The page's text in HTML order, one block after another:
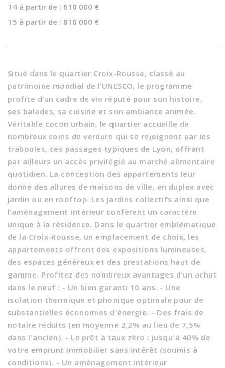
T4 à partir de : 610 000 €
T5 à partir de : 810 000 €
Situé dans le quartier Croix-Rousse, classé au
patrimoine mondial de l’UNESCO, le programme
profite d’un cadre de vie réputé pour son histoire,
ses balades, sa cuisine et son ambiance animée.
Véritable cocon urbain, le quartier accueille de
nombreux coins de verdure qui se rejoignent par les
traboules, ces passages typiques de Lyon, offrant
par ailleurs un accès privilégié au marché alimentaire
quotidien. La conception des appartements leur
donne des allures de maisons de ville, en duplex avec
jardin ou en rooftop. Les jardins collectifs ainsi que
l’aménagement intérieur confèrent un caractère
unique à la résidence. Dans le quartier emblématique
de la Croix-Rousse, un emplacement de choix, les
appartements offrent des expositions lumineuses,
des espaces généreux et des prestations haut de
gamme. Profitez des nombreux avantages d'un achat
dans le neuf : - Un bien garanti 10 ans. - Une
isolation thermique et phonique optimale pour de
substantielles économies d'énergie. - Des frais de
notaire réduits (en moyenne 2,2% au lieu de 7,5%
dans l'ancien). - Le prêt à taux zéro : jusqu'à 40% de
votre emprunt immobilier sans intérêt (soumis à
conditions). - Un aménagement intérieur